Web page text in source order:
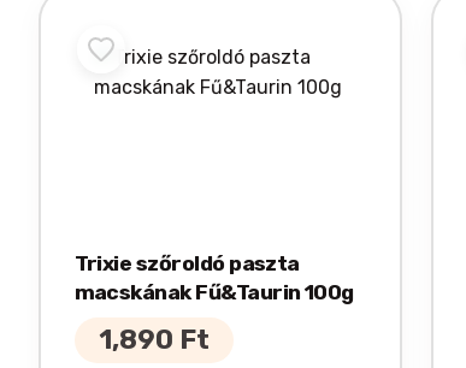
Trixie szőroldó paszta
macskának Fű&Taurin 100g
1,890 Ft